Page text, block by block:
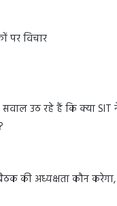
पर विचार
उठ रहे हैं कि क्या SIT
की अध्यक्षता कौन